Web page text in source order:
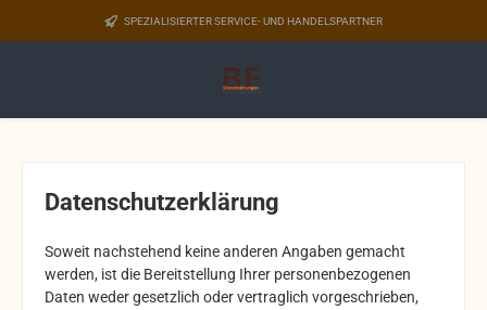
Zum Hauptinhalt springenSPEZIALISIERTER SERVICE- UND HANDELSPARTNER
Datenschutzerklärung
Soweit nachstehend keine anderen Angaben gemacht
werden, ist die Bereitstellung Ihrer personenbezogenen
Daten weder gesetzlich oder vertraglich vorgeschrieben,